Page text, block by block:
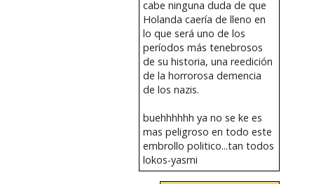
cabe ninguna duda de que
Holanda caería de lleno en
lo que será uno de los
períodos más tenebrosos
de su historia, una reedición
de la horrorosa demencia
de los nazis.
buehhhhhh ya no se ke es
mas peligroso en todo este
embrollo politico...tan todos
lokos-yasmi